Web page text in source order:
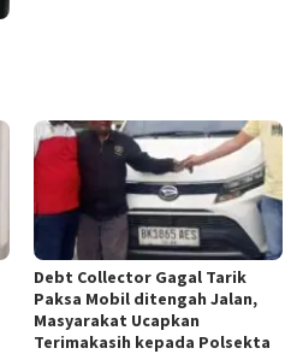
Debt Collector Gagal Tarik
Paksa Mobil ditengah Jalan,
Masyarakat Ucapkan
Terimakasih kepada Polsekta